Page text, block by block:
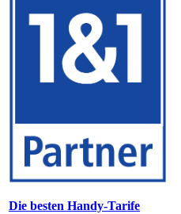
Die besten Handy-Tarife